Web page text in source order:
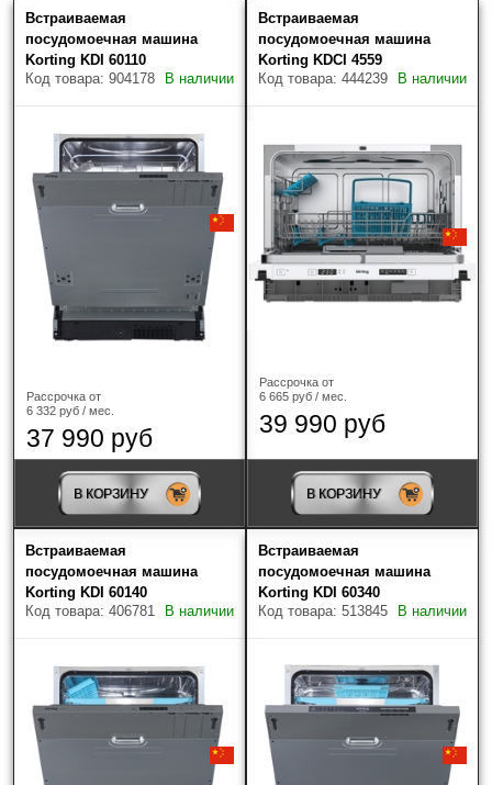
Скрыть фильтры
Цена (руб.)
Наличие
Только в наличии
Производитель ?
Bertazzoni(4)
Bosch(24)
Brandt(11)
Electrolux(18)
Gaggenau(7)
Встраиваемая
посудомоечная машина
Korting KDI 60110
Код товара: 904178
В наличии
Рассрочка от
6 332 руб / мес.
37 990 руб
В КОРЗИНУ
Встраиваемая
посудомоечная машина
Korting KDCI 4559
Код товара: 444239
В наличии
Рассрочка от
6 665 руб / мес.
39 990 руб
В КОРЗИНУ
Встраиваемая
посудомоечная машина
Korting KDI 60140
Код товара: 406781
В наличии
Встраиваемая
посудомоечная машина
Korting KDI 60340
Код товара: 513845
В наличии